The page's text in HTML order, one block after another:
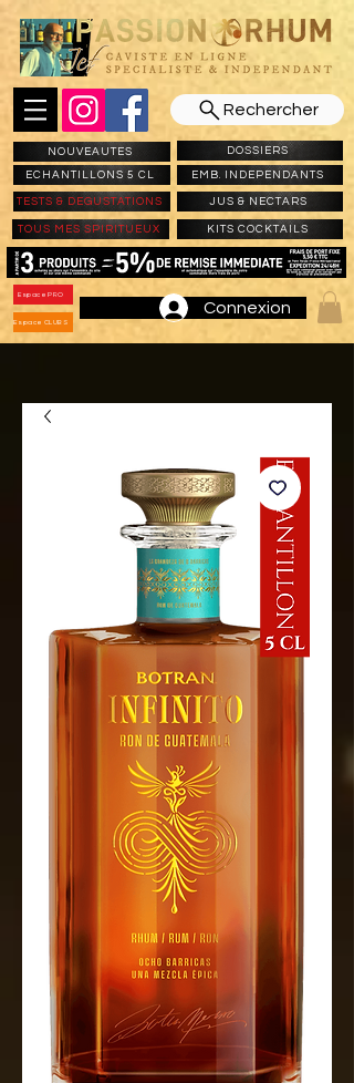
Rechercher
NOUVEAUTES
ECHANTILLONS 5 CL
DOSSIERS
EMB. INDEPENDANTS
TESTS & DEGUSTATIONS JUS & NECTARS
TOUS MES SPIRITUEUX KITS COCKTAILS
Espace PRO
Espace CLUBS
Connexion